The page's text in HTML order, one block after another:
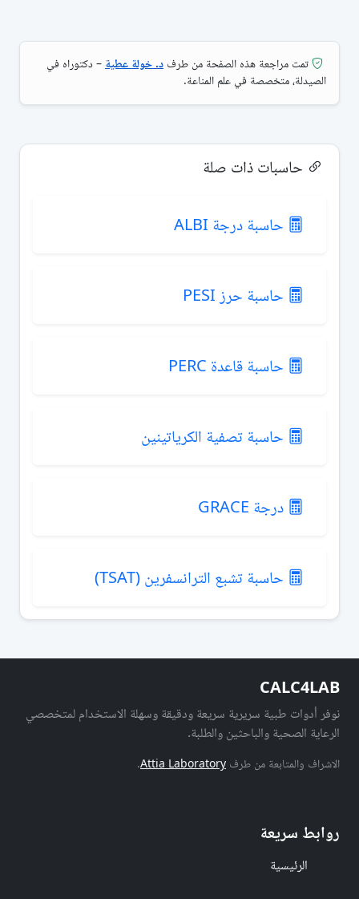
تمت مراجعة هذه الصفحة من طرف د. خولة عطية – دكتوراه في
الصيدلة، متخصصة في علم المناعة.
حاسبات ذات صلة
حاسبة درجة ALBI
حاسبة حرز PESI
حاسبة قاعدة PERC
حاسبة تصفية الكرياتينين
درجة GRACE
حاسبة تشبع الترانسفرين (TSAT)
CALC4LAB
نوفر أدوات طبية سريرية سريعة ودقيقة وسهلة الاستخدام لمتخصصي
الرعاية الصحية والباحثين والطلبة.
الاشراف والمتابعة من طرف Attia Laboratory
.
روابط سريعة
الرئيسية